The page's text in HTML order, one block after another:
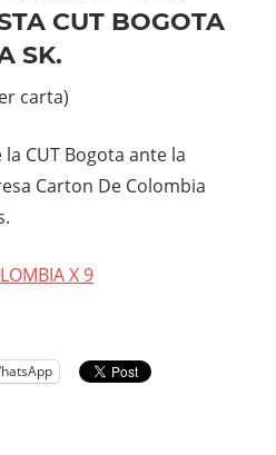
CUT BOGOTA
SK.
carta)
CUT Bogota ante la
Carton De Colombia
X 9